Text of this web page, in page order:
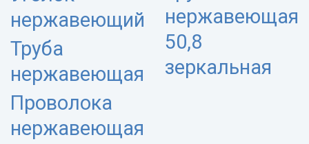
нержавеющий
Труба
нержавеющая
Проволока
нержавеющая
нержавеющая
50,8
зеркальная